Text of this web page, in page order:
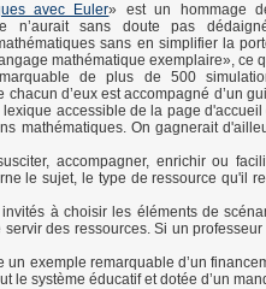
avec Euler» est un hommage
n’aurait sans doute pas
sans en simplifier la
mathématique exemplaire», ce
de plus de 500
d’eux est accompagné d’un
accessible de la page
mathématiques. On gagnerait
accompagner, enrichir ou
le sujet, le type de ressource qu'il
invités à choisir les éléments de
des ressources. Si un
un exemple remarquable d’un
le système éducatif et dotée d’un